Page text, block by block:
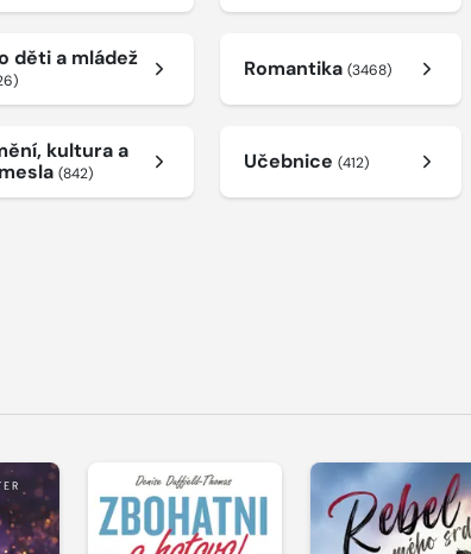
děti a mládež Romantika(3468)
kultura a
(842) Učebnice(412)